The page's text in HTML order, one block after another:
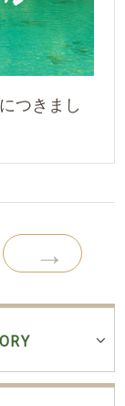
つきまし
→